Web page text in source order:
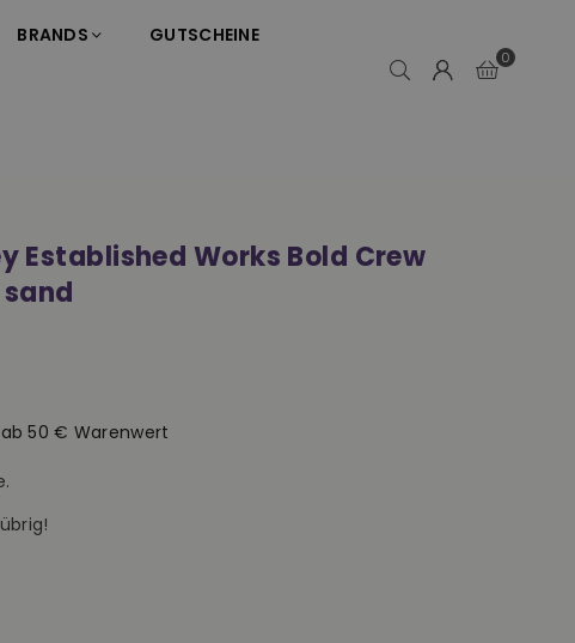
BRANDS GUTSCHEINE
0
Established Works Bold Crew
50 € Warenwert
übrig!